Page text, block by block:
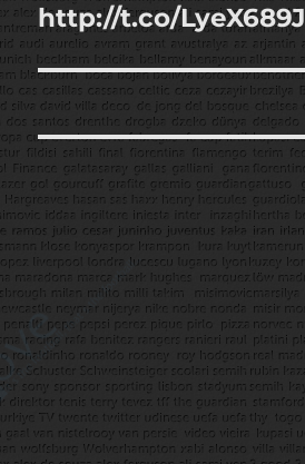
yazı:
http://t.co/LyeX689J